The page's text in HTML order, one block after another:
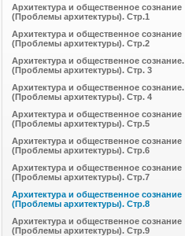
Архитектура и общественное сознание
(Проблемы архитектуры). Стр.1
Архитектура и общественное сознание
(Проблемы архитектуры). Стр.2
Архитектура и общественное сознание.
(Проблемы архитектуры). Стр. 3
Архитектура и общественное сознание.
(Проблемы архитектуры). Стр. 4
Архитектура и общественное сознание
(Проблемы архитектуры). Стр.5
Архитектура и общественное сознание
(Проблемы архитектуры). Стр.6
Архитектура и общественное сознание
(Проблемы архитектуры). Стр.7
Архитектура и общественное сознание
(Проблемы архитектуры). Стр.8
Архитектура и общественное сознание
(Проблемы архитектуры). Стр.9